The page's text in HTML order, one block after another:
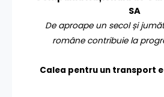
SA
De aproape un secol și
române contribuie la
Calea pentru un transport